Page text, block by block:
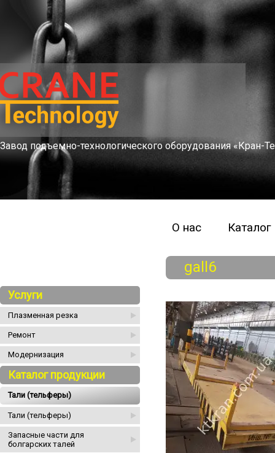
Завод подъемно-технологического оборудования «Кран-
О нас
Услуги
Плазменная резка
Ремонт
Модернизация
Каталог продукции
Тали (тельферы)
Тали (тельферы)
Запасные части для
болгарских талей
gall6